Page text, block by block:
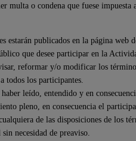
multa o condena que fuese impuesta
estarán publicados en la página web
que desee participar en la
reformar y/o modificar los
todos los participantes.
leído, entendido y en
pleno, en consecuencia el
de las disposiciones de los
necesidad de preaviso.